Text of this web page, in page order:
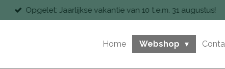
Opgelet: Jaarlijkse vakantie van 10 t.e.m. 31 augustus!
Home Webshop